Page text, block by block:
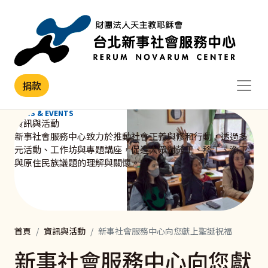
捐款
NEWS & EVENTS
資訊與活動
新事社會服務中心致力於推動社會正義與修和行動，透過多
元活動、工作坊與專題講座，促進大眾對勞工、移工、漁工
與原住民族議題的理解與關懷。
首頁 資訊與活動 新事社會服務中心向您獻上聖誕祝福
新事社會服務中心向您獻